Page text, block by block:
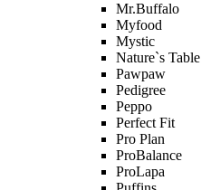
Mr.Buffalo
Myfood
Mystic
Nature`s Table
Pawpaw
Pedigree
Peppo
Perfect Fit
Pro Plan
ProBalance
ProLapa